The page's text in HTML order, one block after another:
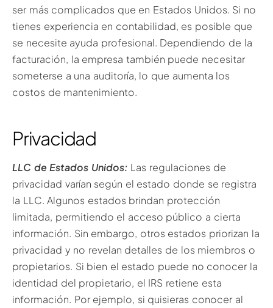
ser más complicados que en Estados Unidos. Si no
tienes experiencia en contabilidad, es posible que
se necesite ayuda profesional. Dependiendo de la
facturación, la empresa también puede necesitar
someterse a una auditoría, lo que aumenta los
costos de mantenimiento.
Privacidad
LLC de Estados Unidos: Las regulaciones de
privacidad varían según el estado donde se registra
la LLC. Algunos estados brindan protección
limitada, permitiendo el acceso público a cierta
información. Sin embargo, otros estados priorizan la
privacidad y no revelan detalles de los miembros o
propietarios. Si bien el estado puede no conocer la
identidad del propietario, el IRS retiene esta
información. Por ejemplo, si quisieras conocer al